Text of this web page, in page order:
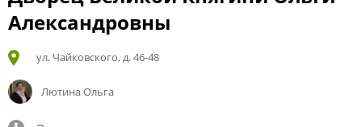
Александровны
ул. Чайковского, д. 46-48
Лютина Ольга